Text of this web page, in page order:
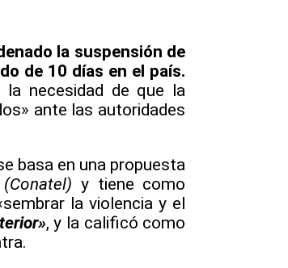
la suspensión de
de 10 días en el país.
la necesidad de que la
ante las autoridades
basa en una propuesta
y tiene como
la violencia y el
, y la calificó como